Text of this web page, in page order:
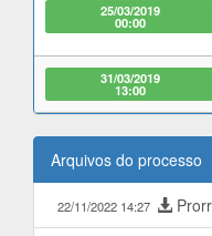
25/03/2019
00:00
31/03/2019
13:00
Arquivos do processo
22/11/2022 14:27